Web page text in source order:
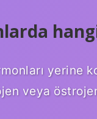
veya